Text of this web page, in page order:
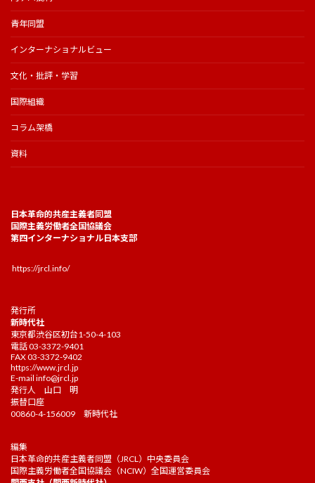
青年同盟
インターナショナルビュー
文化・批評・学習
国際組織
コラム架橋
資料
日本革命的共産主義者同盟
国際主義労働者全国協議会
第四インターナショナル日本支部
https://jrcl.info/
発行所
新時代社
東京都渋谷区初台1-50-4-103
電話 03-3372-9401
FAX 03-3372-9402
https://www.jrcl.jp
E-mail info@jrcl.jp
発行人 山口 明
振替口座
00860-4-156009 新時代社
編集
日本革命的共産主義者同盟（JRCL）中央委員会
国際主義労働者全国協議会（NCIW）全国運営委員会